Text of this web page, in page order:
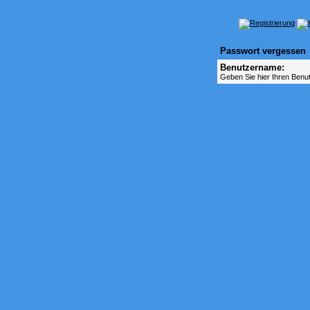
Passwort vergessen
Benutzername:
Geben Sie hier Ihren